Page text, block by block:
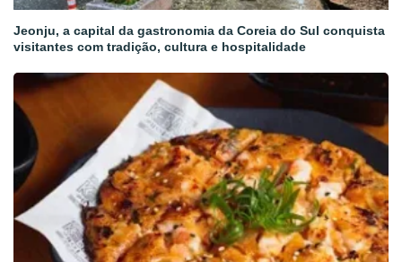
Jeonju, a capital da gastronomia da Coreia do Sul conquista
visitantes com tradição, cultura e hospitalidade